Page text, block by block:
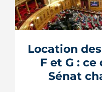
L'esplanade
Malville,
travaux depuis
plantée,
Lallement,
LIRE
Location
F et G :
Sénat